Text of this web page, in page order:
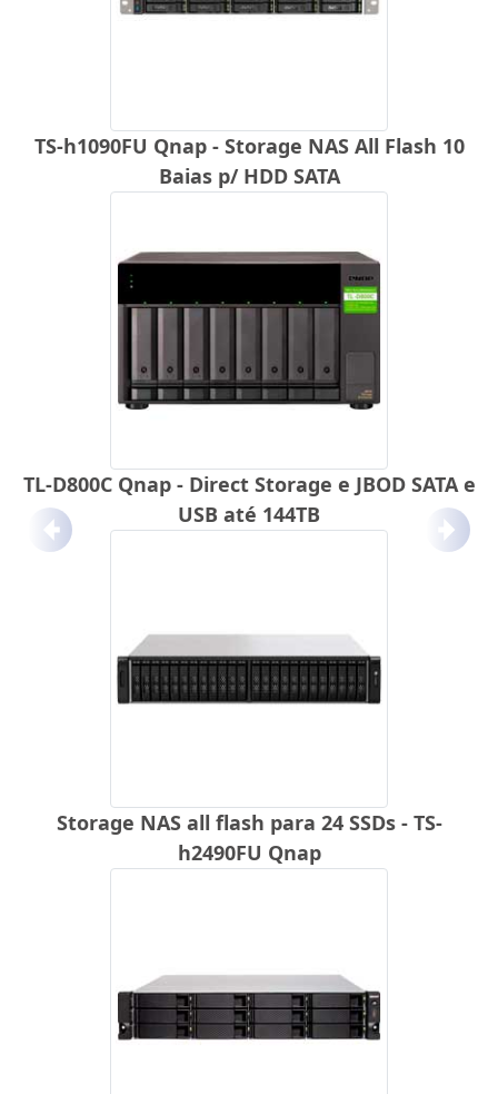
TS-h1090FU Qnap - Storage NAS All Flash 10
Baias p/ HDD SATA
TL-D800C Qnap - Direct Storage e JBOD SATA e
USB até 144TB
Storage NAS all flash para 24 SSDs - TS-
h2490FU Qnap
Anterior